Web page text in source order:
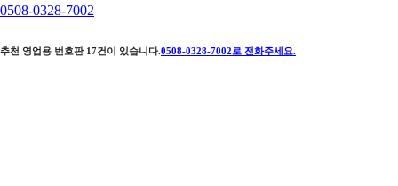
0508-0328-7002
추천 영업용 번호판 17건이 있습니다.0508-0328-7002 로 전화주세요.